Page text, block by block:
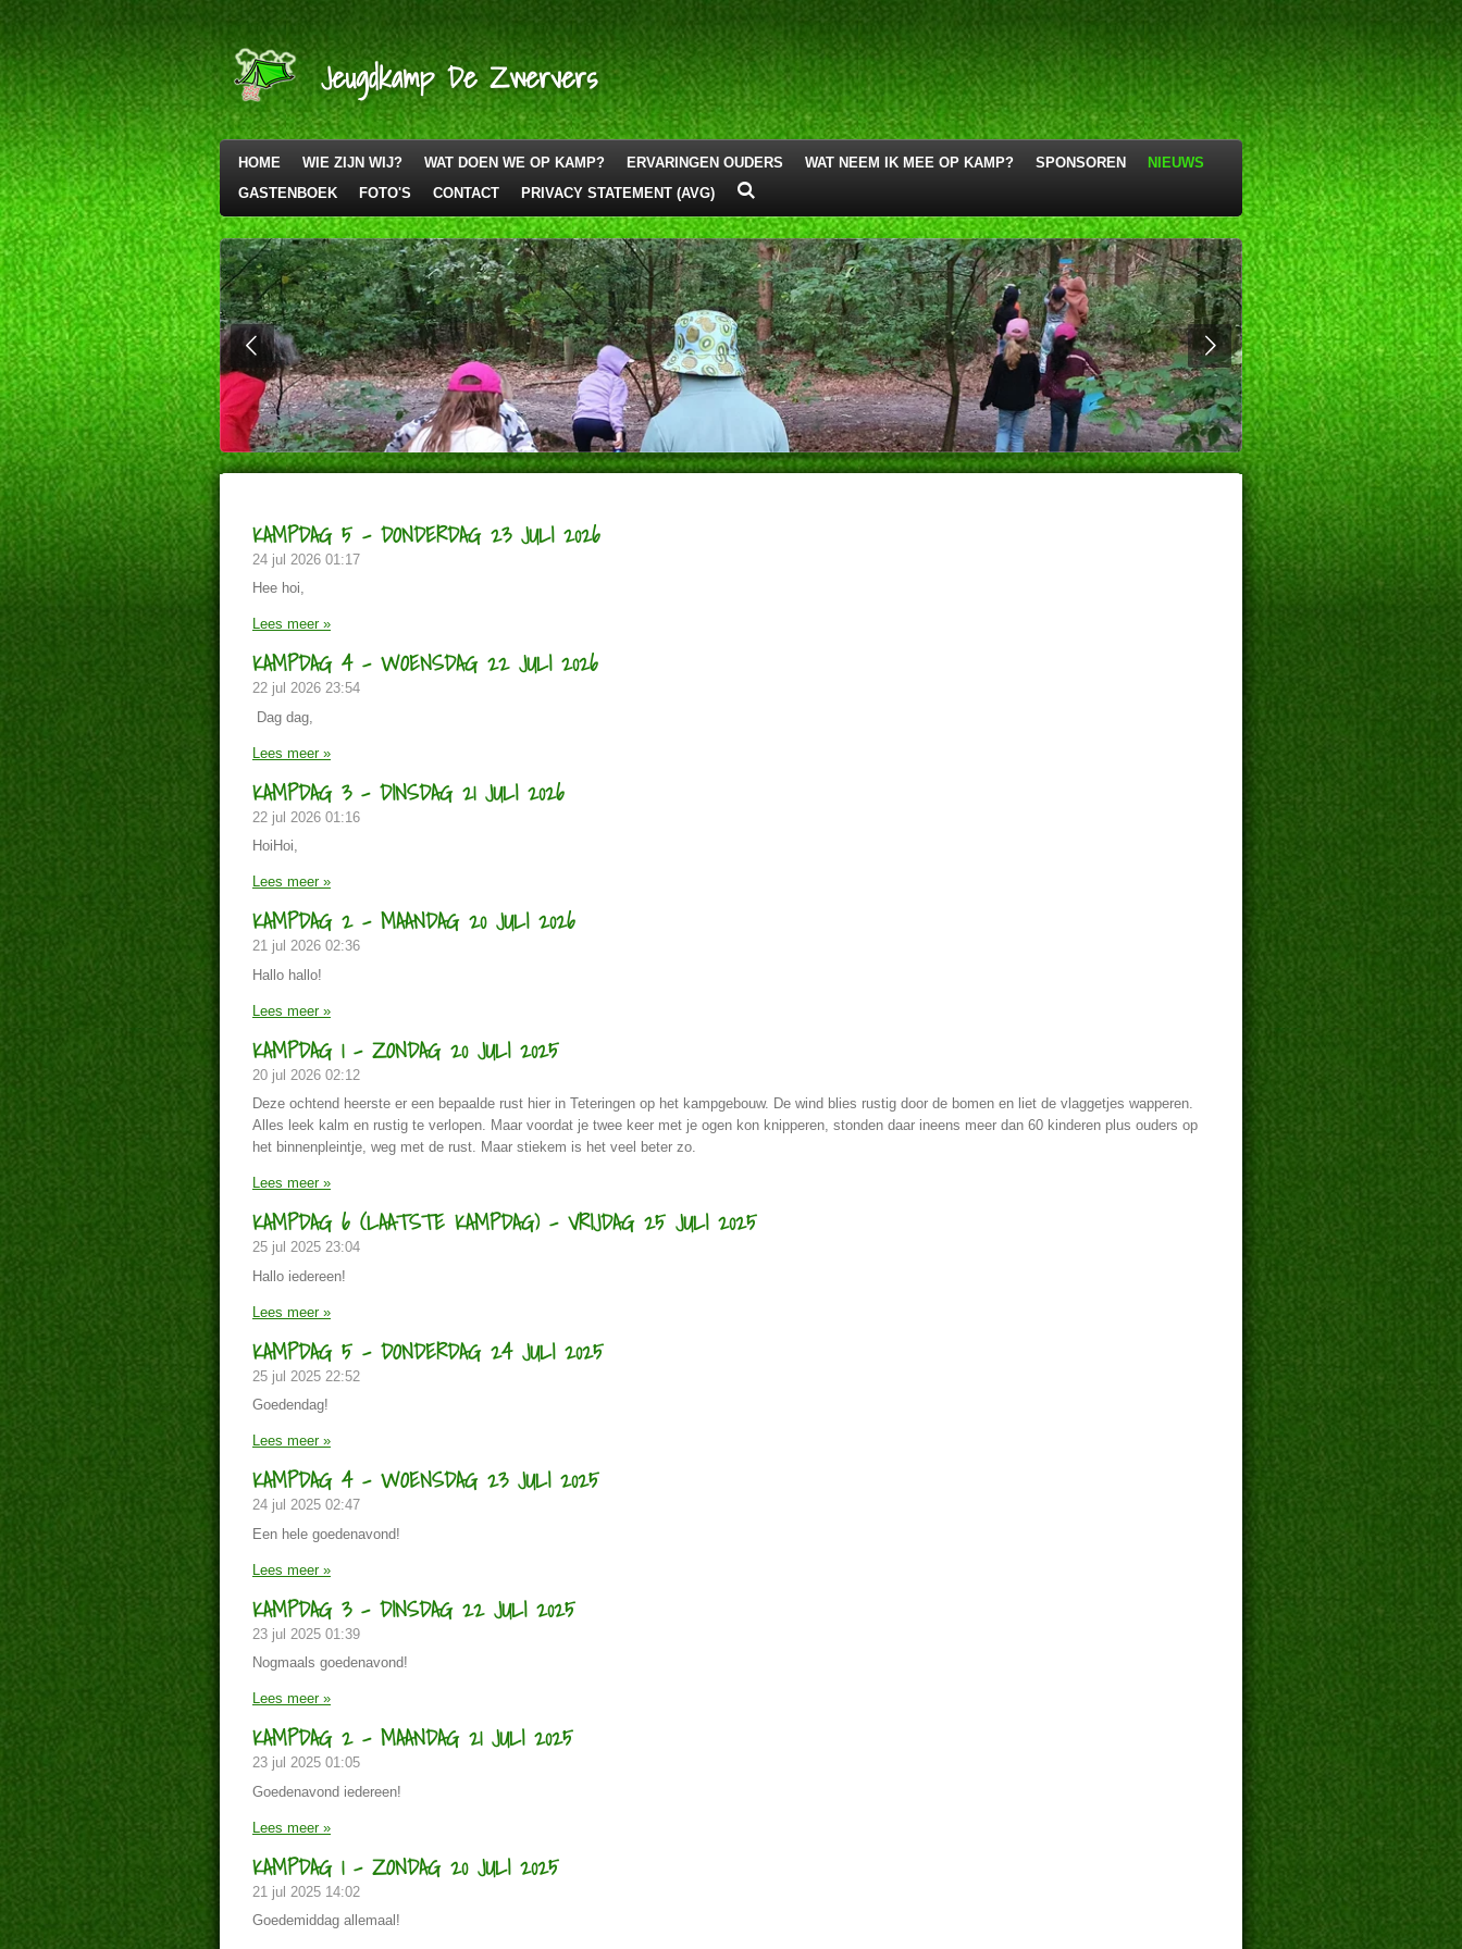
direct
naar
de
hoofdinhoud
Jeugdkamp De Zwervers
HOME WIE ZIJN WIJ? WAT DOEN WE OP KAMP? ERVARINGEN OUDERS WAT NEEM IK MEE OP KAMP? SPONSOREN
NIEUWS
GASTENBOEK
FOTO'S CONTACT PRIVACY STATEMENT (AVG)
KAMPDAG 5 - DONDERDAG 23 JULI 2026
24 jul 2026 01:17
Hee hoi,
Lees meer »
KAMPDAG 4 - WOENSDAG 22 JULI 2026
22 jul 2026 23:54
Dag dag,
Lees meer »
KAMPDAG 3 - DINSDAG 21 JULI 2026
22 jul 2026 01:16
HoiHoi,
Lees meer »
KAMPDAG 2 - MAANDAG 20 JULI 2026
21 jul 2026 02:36
Hallo hallo!
Lees meer »
KAMPDAG 1 - ZONDAG 20 JULI 2025
20 jul 2026 02:12
Deze ochtend heerste er een bepaalde rust hier in Teteringen op het kampgebouw. De wind blies rustig door de bomen en liet de vlaggetjes wapperen.
Alles leek kalm en rustig te verlopen. Maar voordat je twee keer met je ogen kon knipperen, stonden daar ineens meer dan 60 kinderen plus ouders op
het binnenpleintje, weg met de rust. Maar stiekem is het veel beter zo.
Lees meer »
KAMPDAG 6 (LAATSTE KAMPDAG) - VRIJDAG 25 JULI 2025
25 jul 2025 23:04
Hallo iedereen!
Lees meer »
KAMPDAG 5 - DONDERDAG 24 JULI 2025
25 jul 2025 22:52
Goedendag!
Lees meer »
KAMPDAG 4 - WOENSDAG 23 JULI 2025
24 jul 2025 02:47
Een hele goedenavond!
Lees meer »
KAMPDAG 3 - DINSDAG 22 JULI 2025
23 jul 2025 01:39
Nogmaals goedenavond!
Lees meer »
KAMPDAG 2 - MAANDAG 21 JULI 2025
23 jul 2025 01:05
Goedenavond iedereen!
Lees meer »
KAMPDAG 1 - ZONDAG 20 JULI 2025
21 jul 2025 14:02
Goedemiddag allemaal!